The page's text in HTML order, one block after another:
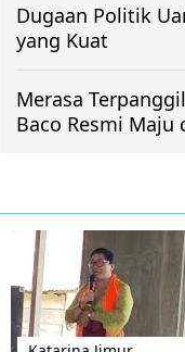
Dugaan Politik
yang Kuat
Merasa
Baco Resmi Maju